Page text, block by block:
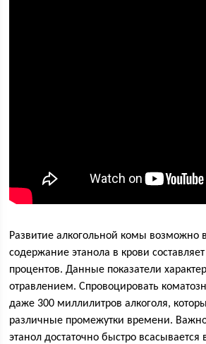
Развитие алкогольной комы возможно
содержание этанола в крови составляет
процентов. Данные показатели
отравлением. Спровоцировать
даже 300 миллилитров алкоголя,
различные промежутки времени.
этанол достаточно быстро всасывается